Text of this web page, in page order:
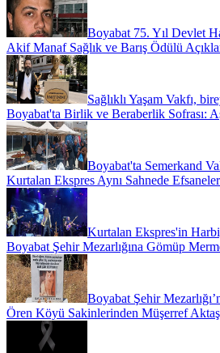
Boyabat 75. Yıl Devlet
Akif Manaf Sağlık ve Barış Ödülü
Sağlıklı Yaşam Vakfı,
Boyabat'ta Birlik ve Beraberlik Sofrası:
Boyabat'ta Semerkand
Kurtalan Ekspres Aynı Sahnede
Kurtalan Ekspres'in
Boyabat Şehir Mezarlığına Gömüp
Boyabat Şehir
Ören Köyü Sakinlerinden Müşerref